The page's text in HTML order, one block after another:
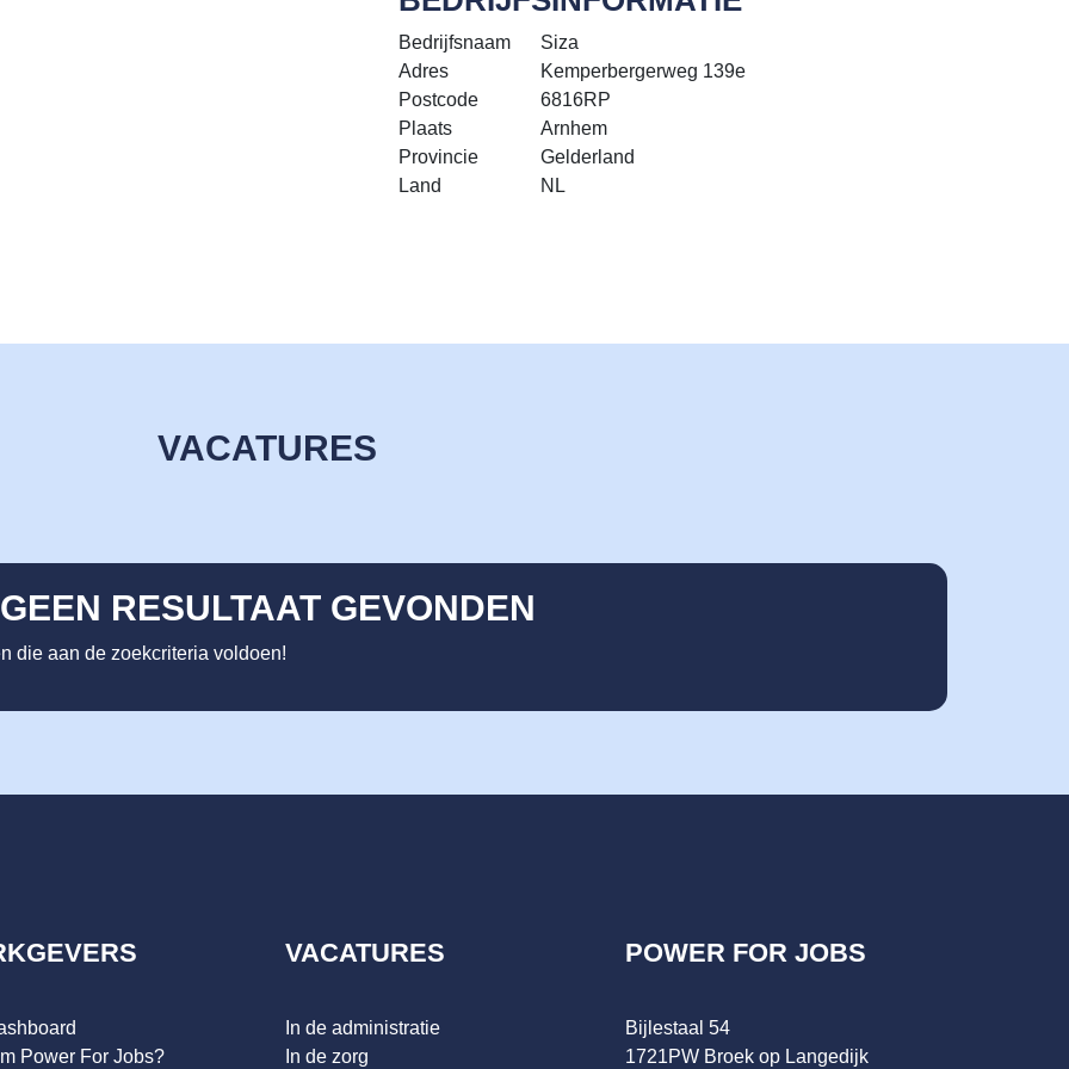
Bedrijfsnaam
Siza
Adres
Kemperbergerweg 139e
Postcode
6816RP
Plaats
Arnhem
Provincie
Gelderland
Land
NL
VACATURES
GEEN RESULTAAT GEVONDEN
die aan de zoekcriteria voldoen!
Power For Jobs?
VACATURES
In de administratie
In de zorg
POWER FOR JOBS
Bijlestaal 54
1721PW Broek op Langedijk